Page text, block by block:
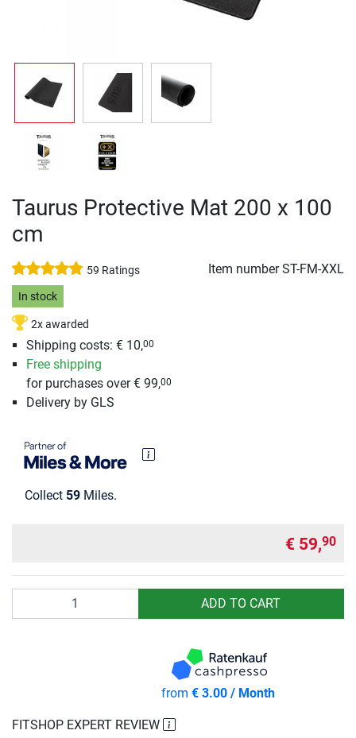
Taurus Protective Mat 200 x 100
cm
59 Ratings Item numberST-FM-XXL
In stock
2x awarded
Shipping costs: € 10,00
Free shipping
for purchases over € 99,00
Delivery by GLS
Collect 59 Miles.
€ 59,90
ADD TO CART
FITSHOP EXPERT REVIEW
from € 3.00 / Month